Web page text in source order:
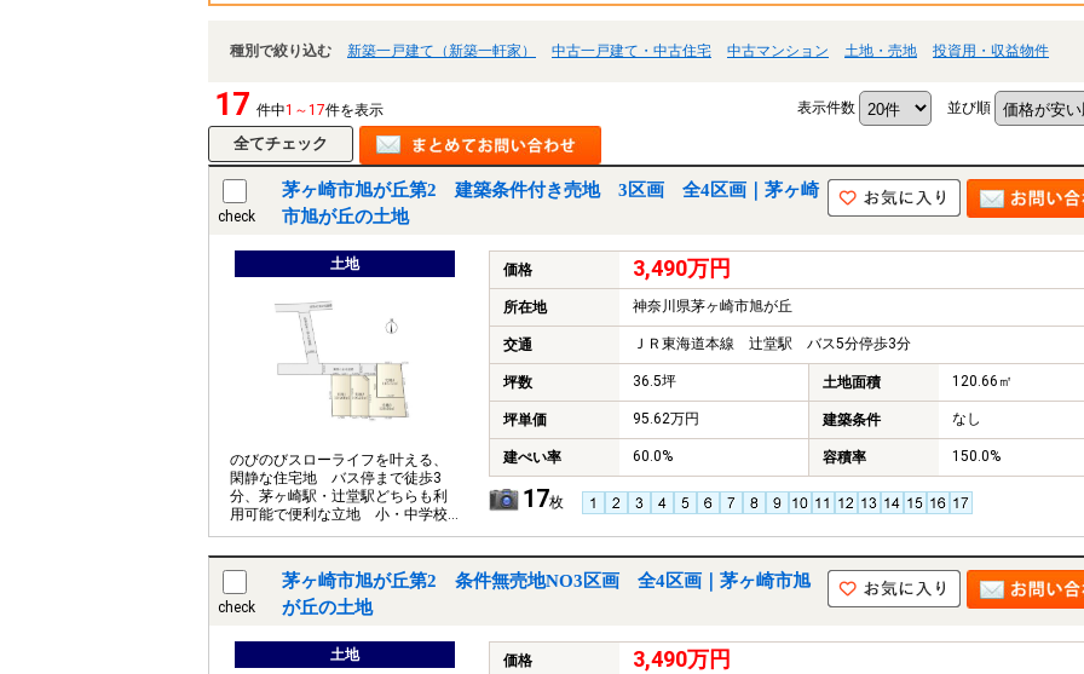
種別で絞り込む 新築一戸建て（新築一軒家） 中古一戸建て・中古住宅 中古マンション 土地・売地 投資用・収益物件
17 件中1～17件を表示 表示件数 並び順
check
茅ヶ崎市旭が丘第2 建築条件付き売地 3区画 全4区画｜茅ヶ崎
市旭が丘の土地
土地
のびのびスローライフを叶える、
閑静な住宅地 バス停まで徒歩3
分、茅ヶ崎駅・辻堂駅どちらも利
用可能で便利な立地 小・中学校
徒歩15分圏内でお子様の通学も安
価格 3,490万円
所在地 神奈川県茅ヶ崎市旭が丘
交通 ＪＲ東海道本線 辻堂駅 バス5分停歩3分
坪数 36.5坪 土地面積 120.66㎡
坪単価 95.62万円 建築条件 なし
建ぺい率 60.0% 容積率 150.0%
17枚
check
茅ヶ崎市旭が丘第2 条件無売地NO3区画 全4区画｜茅ヶ崎市旭
が丘の土地
土地 価格 3,490万円